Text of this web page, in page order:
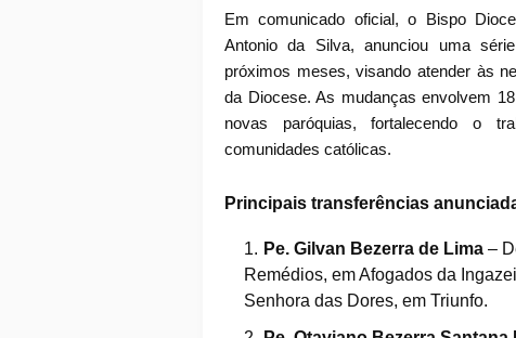
Em comunicado oficial, o Bispo
Antonio da Silva, anunciou uma
próximos meses, visando atender às
da Diocese. As mudanças envolvem
novas paróquias, fortalecendo o
comunidades católicas.
Principais transferências
Pe. Gilvan Bezerra de Lima –
Remédios, em Afogados da
Senhora das Dores, em Triunfo.